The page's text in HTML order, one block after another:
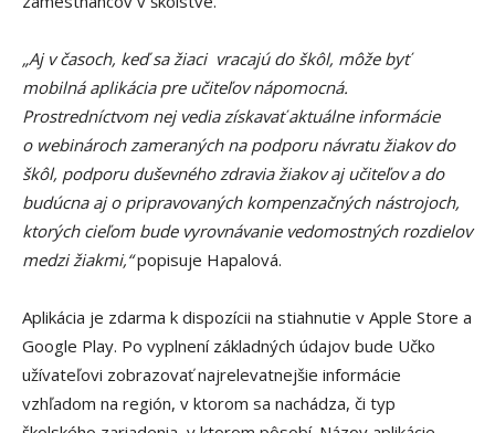
„Aj v časoch, keď sa žiaci vracajú do škôl, môže byť
mobilná aplikácia pre učiteľov nápomocná.
Prostredníctvom nej vedia získavať aktuálne informácie
o webinároch zameraných na podporu návratu žiakov do
škôl, podporu duševného zdravia žiakov aj učiteľov a do
budúcna aj o pripravovaných kompenzačných nástrojoch,
ktorých cieľom bude vyrovnávanie vedomostných rozdielov
medzi žiakmi,“popisuje Hapalová.
Aplikácia je zdarma k dispozícii na stiahnutie v Apple Store a
Google Play. Po vyplnení základných údajov bude Učko
užívateľovi zobrazovať najrelevatnejšie informácie
vzhľadom na región, v ktorom sa nachádza, či typ